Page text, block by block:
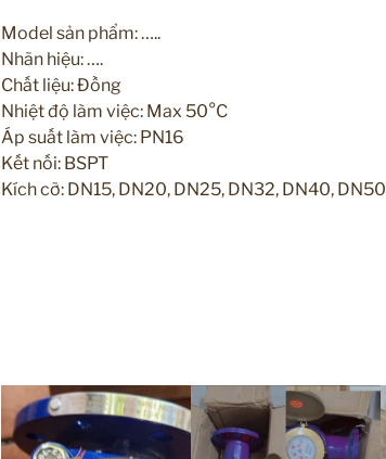
Model sản phẩm: …..
Nhãn hiệu: ….
Chất liệu: Đồng
Nhiệt độ làm việc: Max 50°C
Áp suất làm việc: PN16
Kết nối: BSPT
Kích cỡ: DN15, DN20, DN25, DN32, DN40, DN50